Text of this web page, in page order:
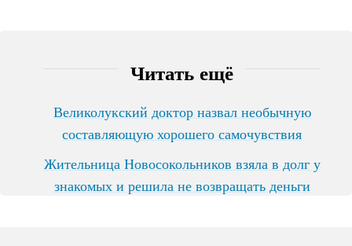
Читать ещё
Великолукский доктор назвал необычную
составляющую хорошего самочувствия
Жительница Новосокольников взяла в долг у
знакомых и решила не возвращать деньги